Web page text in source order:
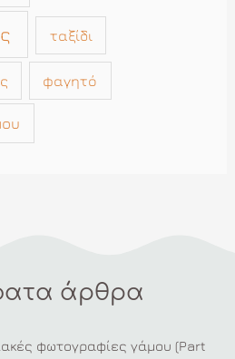
ταξίδι
φαγητό
άρθρα
φωτογραφίες γάμου (Part